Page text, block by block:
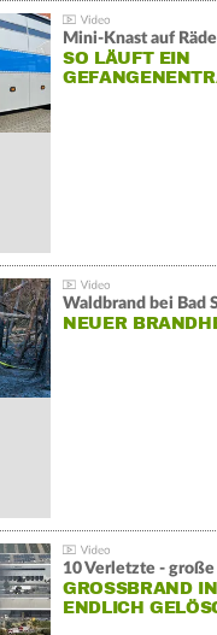
Mini-Knast auf
SO LÄUFT EIN
Waldbrand bei Bad
NEUER
10 Verletzte -
GROSSBRAND IN
NDLICH